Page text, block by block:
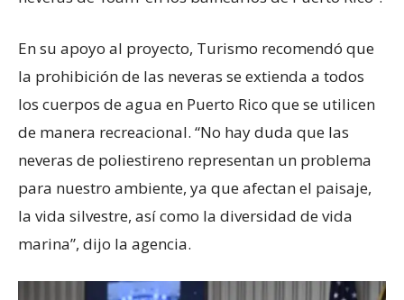
En su apoyo al proyecto, Turismo recomendó que
la prohibición de las neveras se extienda a todos
los cuerpos de agua en Puerto Rico que se utilicen
de manera recreacional. “No hay duda que las
neveras de poliestireno representan un problema
para nuestro ambiente, ya que afectan el paisaje,
la vida silvestre, así como la diversidad de vida
marina”, dijo la agencia.